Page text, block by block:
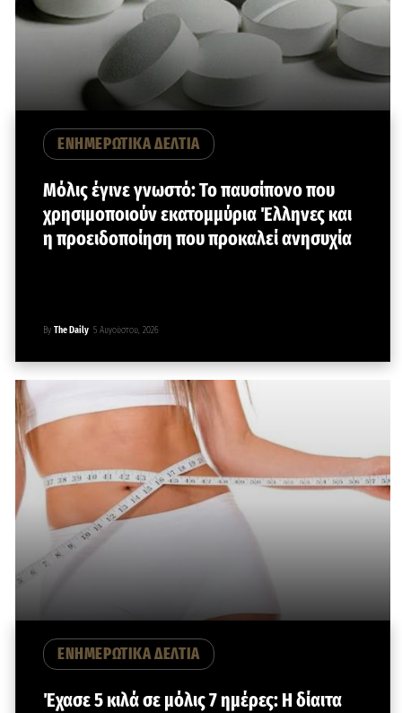
ΕΝΗΜΕΡΩΤΙΚΑ ΔΕΛΤΙΑ
Μόλις έγινε γνωστό: Το παυσίπονο που
χρησιμοποιούν εκατομμύρια Έλληνες και
η προειδοποίηση που προκαλεί ανησυχία
By The Daily 5 Αυγούστου, 2026
ΕΝΗΜΕΡΩΤΙΚΑ ΔΕΛΤΙΑ
Έχασε 5 κιλά σε μόλις 7 ημέρες: Η δίαιτα